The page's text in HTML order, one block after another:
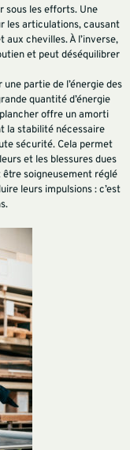
sous les efforts. Une
les articulations, causant
aux chevilles. À l’inverse,
et peut déséquilibrer
partie de l’énergie des
quantité d’énergie
offre un amorti
la stabilité nécessaire
sécurité. Cela permet
et les blessures dues
soigneusement réglé
leurs impulsions : c’est